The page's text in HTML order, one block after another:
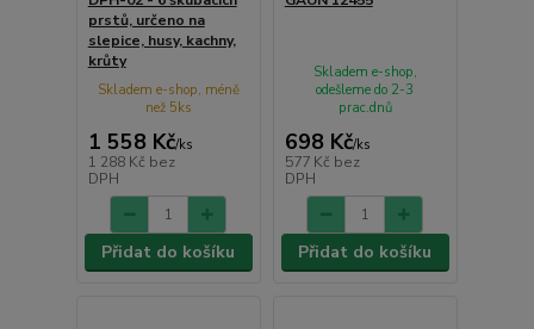
prstů, určeno na
slepice, husy, kachny,
krůty
1 558 Kč/ks
1 288 Kč bez
DPH
Skladem e-shop, méně
než 5ks
Přidat do košíku
698 Kč/ks
577 Kč bez
DPH
Skladem e-shop,
odešleme do 2-3
prac.dnů
Přidat do košíku